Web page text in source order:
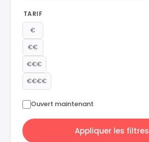
TARIF
€
€€
€€€
€€€€
Ouvert maintenant
Appliquer les filtres